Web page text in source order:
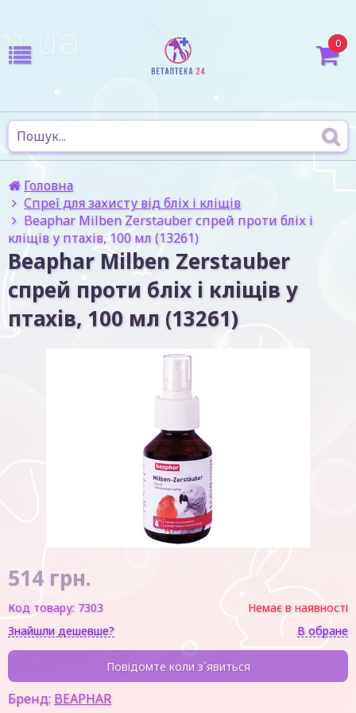
0
Головна
Спреї для захисту від бліх і кліщів
Beaphar Milben Zerstauber спрей проти бліх і
кліщів у птахів, 100 мл (13261)
Beaphar Milben Zerstauber
спрей проти бліх і кліщів у
птахів, 100 мл (13261)
514 грн.
Код товару: 7303
Немає в наявності
Знайшли дешевше?
В обране
Повідомте коли з`явиться
Бренд: BEAPHAR